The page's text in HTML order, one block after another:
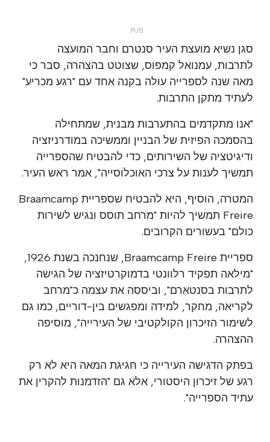
סגן נשיא מועצת העיר סנטרם וחבר המועצה
לתרבות, עמנואל קמפוס, שצוטט בהצהרה, סבר כי
מאה שנה לספרייה עולה בקנה אחד עם "רגע מכריע"
לעתיד מתקן התרבות.
"אנו מתקדמים בהתערבות מבנית, שמתחילה
בהסמכה הפיזית של הבניין וממשיכה במודרניזציה
ודיגיטציה של השירותים, כדי להבטיח שהספרייה
תמשיך לענות על צרכי האוכלוסייה", אמר ראש העיר.
המטרה, הוסיף, היא להבטיח שספריית Braamcamp
Freire תמשיך להיות "מרחב תוסס ונגיש לשירות
כולם" בעשורים הקרובים.
ספריית Braamcamp Freire, שנחנכה בשנת 1926,
"מילאה תפקיד רלוונטי בדמוקרטיזציה של הגישה
לתרבות בסנטארם", וביססה את עצמה כ"מרחב
לקריאה, מחקר, למידה ומפגשים בין-דוריים, כמו גם
לשימור הזיכרון הקולקטיבי של העירייה", מוסיפה
ההצהרה.
בפתק הדגישה העירייה כי חגיגת המאה היא לא רק
רגע של זיכרון היסטורי, אלא גם "הזדמנות להקרין את
עתיד הספרייה".